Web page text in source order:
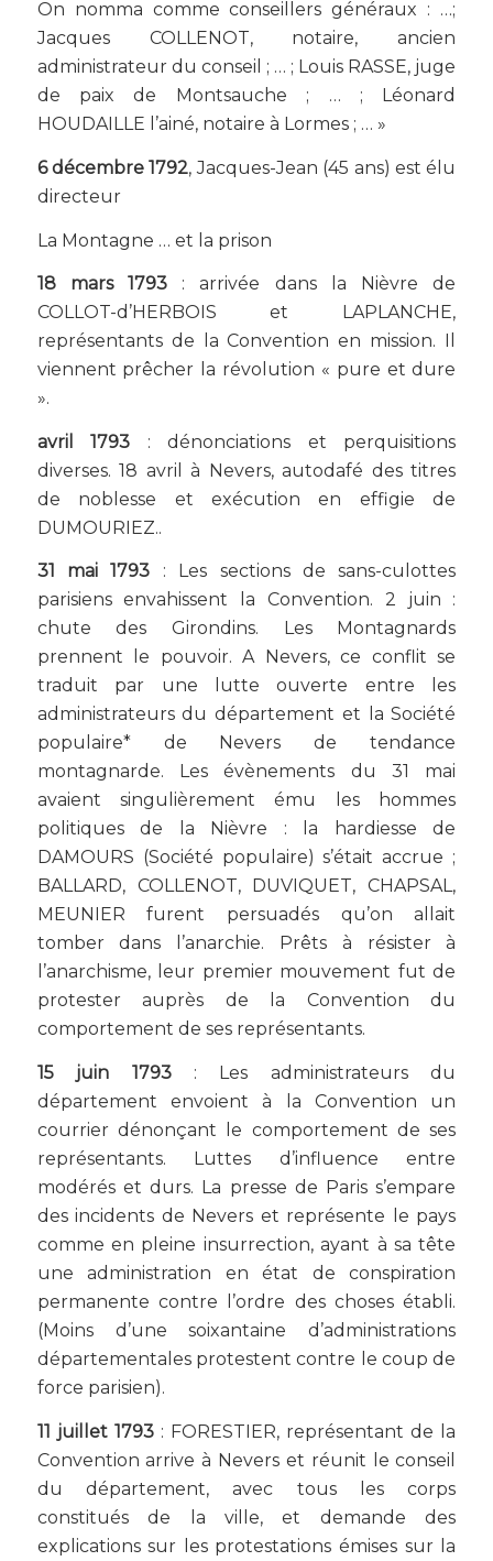
On nomma comme conseillers généraux : …;
Jacques COLLENOT, notaire, ancien
administrateur du conseil ; … ; Louis RASSE, juge
de paix de Montsauche ; … ; Léonard
HOUDAILLE l’ainé, notaire à Lormes ; … »
6 décembre 1792, Jacques-Jean (45 ans) est élu
directeur
La Montagne … et la prison
18 mars 1793 : arrivée dans la Nièvre de
COLLOT-d’HERBOIS et LAPLANCHE,
représentants de la Convention en mission. Il
viennent prêcher la révolution « pure et dure
».
avril 1793 : dénonciations et perquisitions
diverses. 18 avril à Nevers, autodafé des titres
de noblesse et exécution en effigie de
DUMOURIEZ..
31 mai 1793 : Les sections de sans-culottes
parisiens envahissent la Convention. 2 juin :
chute des Girondins. Les Montagnards
prennent le pouvoir. A Nevers, ce conflit se
traduit par une lutte ouverte entre les
administrateurs du département et la Société
populaire* de Nevers de tendance
montagnarde. Les évènements du 31 mai
avaient singulièrement ému les hommes
politiques de la Nièvre : la hardiesse de
DAMOURS (Société populaire) s’était accrue ;
BALLARD, COLLENOT, DUVIQUET, CHAPSAL,
MEUNIER furent persuadés qu’on allait
tomber dans l’anarchie. Prêts à résister à
l’anarchisme, leur premier mouvement fut de
protester auprès de la Convention du
comportement de ses représentants.
15 juin 1793: Les administrateurs du
département envoient à la Convention un
courrier dénonçant le comportement de ses
représentants. Luttes d’influence entre
modérés et durs. La presse de Paris s’empare
des incidents de Nevers et représente le pays
comme en pleine insurrection, ayant à sa tête
une administration en état de conspiration
permanente contre l’ordre des choses établi.
(Moins d’une soixantaine d’administrations
départementales protestent contre le coup de
force parisien).
11 juillet 1793: FORESTIER, représentant de la
Convention arrive à Nevers et réunit le conseil
du département, avec tous les corps
constitués de la ville, et demande des
explications sur les protestations émises sur la